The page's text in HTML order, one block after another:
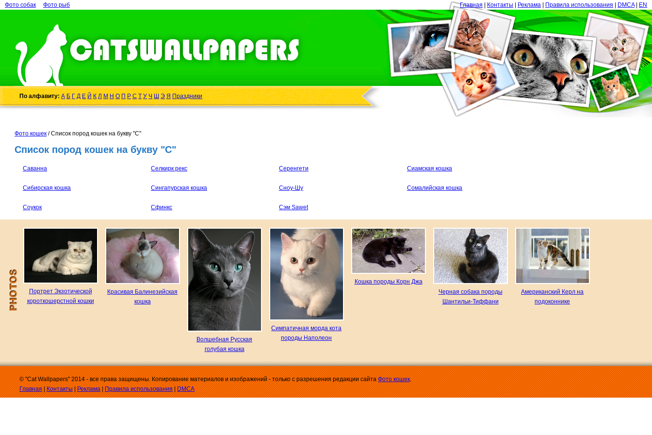
Главная Контакты Реклама Правила использования DMCA EN
Фото собак Фото рыб
По алфавиту: А Б Г Д Е Й К Л М Н О П Р С Т У Ч Ш Э Я Праздники
Фото кошек / Список пород кошек на букву "С"
Список пород кошек на букву "С"
Саванна Селкирк рекс Серенгети Сиамская кошка
Сибирская кошка Сингапурская кошка Сноу-Шу Сомалийская кошка
Соукок Сфинкс Сэм Sawet
Портрет Экзотической
короткошерстной кошки
Красивая Балинезийская
кошка
Волшебная Русская
голубая кошка
Симпатичная морда кота
породы Наполеон
Кошка породы Корн Джа
Черная собака породы
Шантильи-Тиффани
Американский Керл на
подоконнике
© "Cat Wallpapers" 2014 - все права защищены. Копирование материалов и изображений - только с разрешения редакции сайтаФото кошек.
Главная|Контакты|Реклама|Правила использования|DMCA